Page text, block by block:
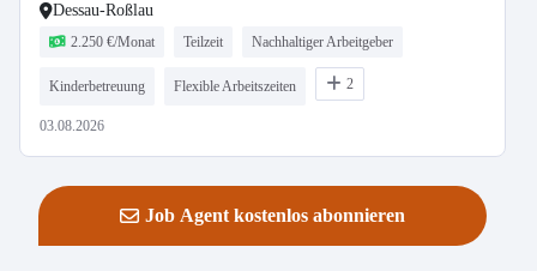
Dessau-Roßlau
2.250 €/Monat Teilzeit Nachhaltiger Arbeitgeber
Kinderbetreuung Flexible Arbeitszeiten 2
03.08.2026
Job Agent kostenlos abonnieren